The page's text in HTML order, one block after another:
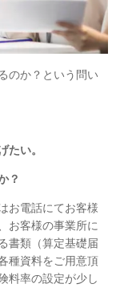
のか？という問い
たい。
？
お電話にてお客様
お客様の事業所に
書類（算定基礎届
種資料をご用意頂
料率の設定が少し